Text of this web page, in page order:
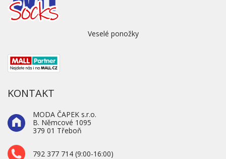
Veselé ponožky
KONTAKT
MODA ČAPEK s.r.o.
B. Němcové 1095
379 01 Třeboň
792 377 714 (9:00-16:00)